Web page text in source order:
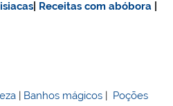
Receitas com abóbora
| Banhos mágicos | Poções